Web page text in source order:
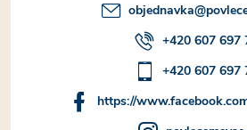
objednavka@
+420 607 697
+420 607 697
https://